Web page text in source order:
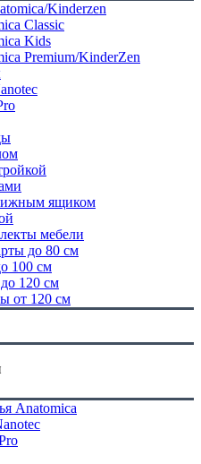
Kinderzen
Classic
Kids
Premium/KinderZen
ящиком
мебели
до 80 см
100 см
120 см
от 120 см
Anatomica